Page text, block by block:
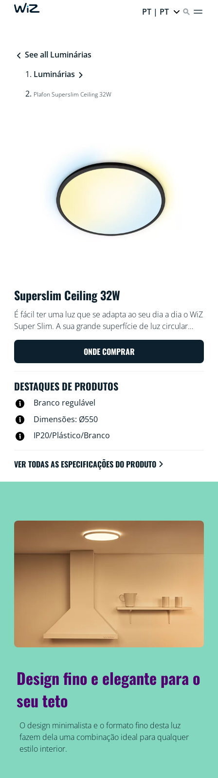
PT | PT
See all Luminárias
Luminárias
Plafon Superslim Ceiling 32W
Superslim Ceiling 32W
É fácil ter uma luz que se adapta ao seu dia a dia o WiZ
Super Slim. A sua grande superfície de luz circular
inunda a divisão com uma luz azul fria para promover o
estado de alerta e a concentração e escurece para
uma cor suave e quente para ajudar a relaxar.
ONDE COMPRAR
DESTAQUES DE PRODUTOS
Branco regulável
Dimensões: Ø550
IP20/Plástico/Branco
VER TODAS AS ESPECIFICAÇÕES DO PRODUTO
Design fino e elegante para o
seu teto
O design minimalista e o formato fino desta luz
fazem dela uma combinação ideal para qualquer
estilo interior.